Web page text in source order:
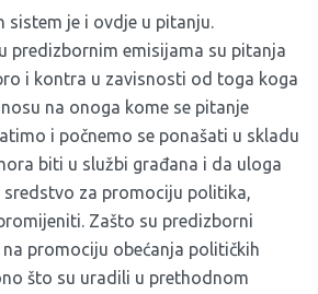
sistem je i ovdje u pitanju.
predizbornim emisijama su pitanja
i kontra u zavisnosti od toga koga
na onoga kome se pitanje
i počnemo se ponašati u skladu
biti u službi građana i da uloga
sredstvo za promociju politika,
Zašto su predizborni
promociju obećanja političkih
što su uradili u prethodnom